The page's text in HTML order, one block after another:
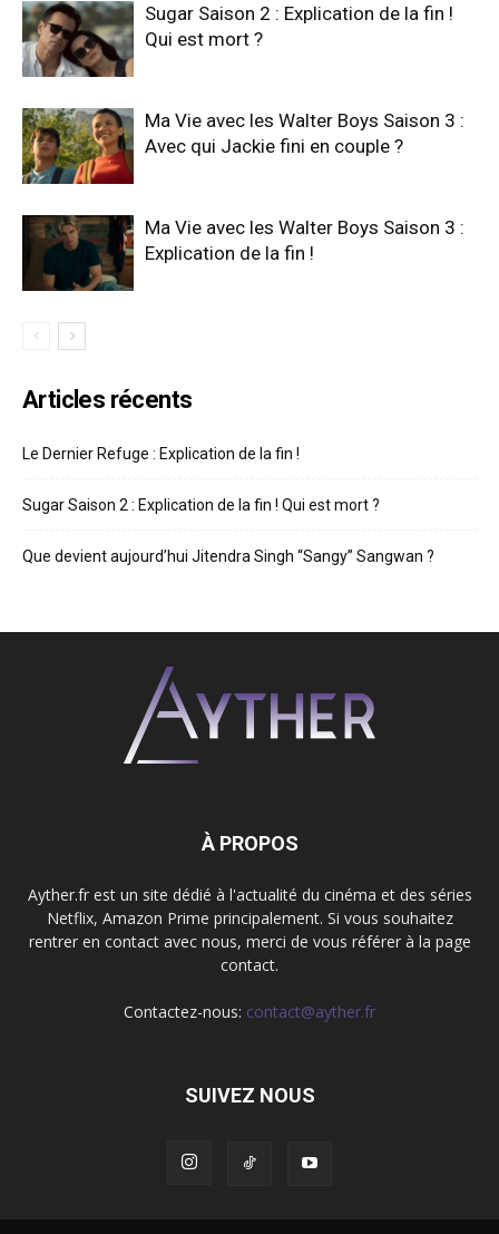
Sugar Saison 2 : Explication de la fin !
Qui est mort ?
Ma Vie avec les Walter Boys Saison 3 :
Avec qui Jackie fini en couple ?
Ma Vie avec les Walter Boys Saison 3 :
Explication de la fin !
Articles récents
Le Dernier Refuge : Explication de la fin !
Sugar Saison 2 : Explication de la fin ! Qui est mort ?
Que devient aujourd’hui Jitendra Singh “Sangy” Sangwan ?
À PROPOS
Ayther.fr est un site dédié à l'actualité du cinéma et des séries
Netflix, Amazon Prime principalement. Si vous souhaitez
rentrer en contact avec nous, merci de vous référer à la page
contact.
Contactez-nous: contact@ayther.fr
SUIVEZ NOUS